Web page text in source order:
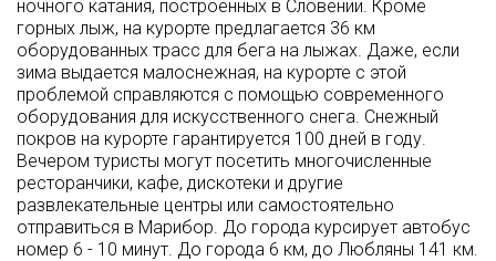
ночного катания, построенных в Словении. Кроме
горных лыж, на курорте предлагается 36 км
оборудованных трасс для бега на лыжах. Даже, если
зима выдается малоснежная, на курорте с этой
проблемой справляются с помощью современного
оборудования для искусственного снега. Снежный
покров на курорте гарантируется 100 дней в году.
Вечером туристы могут посетить многочисленные
ресторанчики, кафе, дискотеки и другие
развлекательные центры или самостоятельно
отправиться в Марибор. До города курсирует автобус
номер 6 - 10 минут. До города 6 км, до Любляны 141 км.